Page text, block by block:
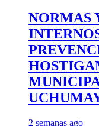
NORMAS
2 semanas ago